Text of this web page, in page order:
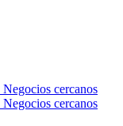
Negocios cercanos
Negocios cercanos